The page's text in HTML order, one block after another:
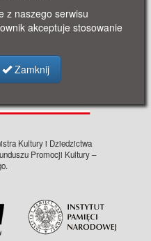
o projekcie · Cennik
· Kontakt ·
Regulamin
prywatności
Kultury i Dziedzictwa
Promocji Kultury –
z naszego serwisu
akceptuje stosowanie
Zamknij